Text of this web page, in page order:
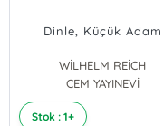
Dinle, Küçük Adam
WİLHELM REİCH
CEM YAYINEVİ
Stok : 1+